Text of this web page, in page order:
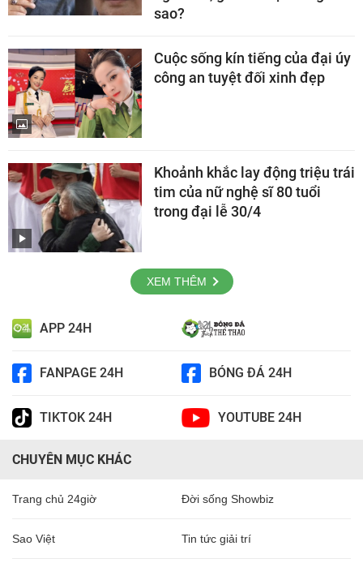
sao?
Cuộc sống kín tiếng của đại úy
công an tuyệt đối xinh đẹp
Khoảnh khắc lay động triệu trái
tim của nữ nghệ sĩ 80 tuổi
trong đại lễ 30/4
XEM THÊM
APP 24H
FANPAGE 24H BÓNG ĐÁ 24H
TIKTOK 24H YOUTUBE 24H
CHUYÊN MỤC KHÁC
Trang chủ 24giờ Đời sống Showbiz
Sao Việt Tin tức giải trí